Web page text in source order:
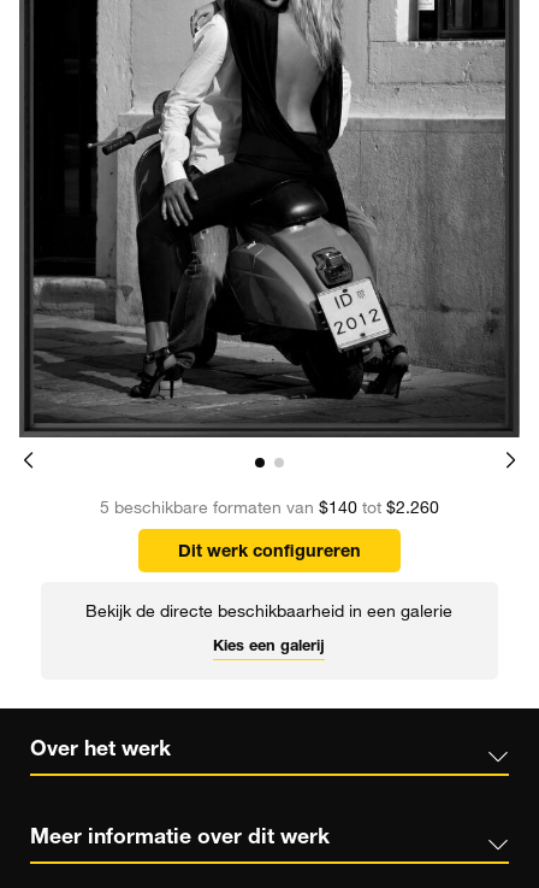
5 beschikbare formaten van $140 tot $2.260
Dit werk configureren
Bekijk de directe beschikbaarheid in een galerie
Kies een galerij
Over het werk
Meer informatie over dit werk